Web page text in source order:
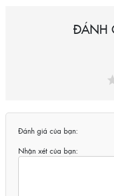
ĐÁNH
Đánh giá của bạn:
Nhận xét của bạn: